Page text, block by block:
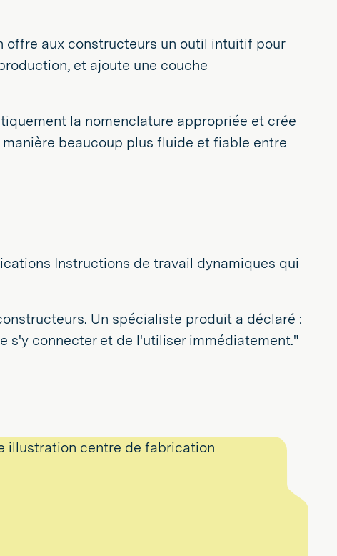
offre aux constructeurs un outil intuitif pour
et ajoute une couche
la nomenclature appropriée et crée
beaucoup plus fluide et fiable entre
Instructions de travail dynamiques qui
Un spécialiste produit a déclaré :
s'y connecter et de l'utiliser immédiatement."